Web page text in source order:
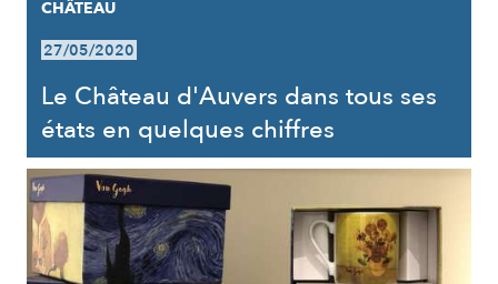
CHÂTEAU
27/05/2020
Le Château d'Auvers dans tous ses
états en quelques chiffres